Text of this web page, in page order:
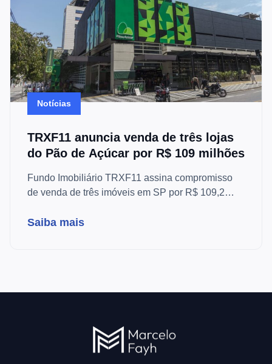
Notícias
TRXF11 anuncia venda de três lojas
do Pão de Açúcar por R$ 109 milhões
Fundo Imobiliário TRXF11 assina compromisso
de venda de três imóveis em SP por R$ 109,2
Entenda o impacto.
Saiba mais